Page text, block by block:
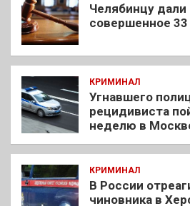
Челябинцу дали
совершенное 33
КРИМИНАЛ
Угнавшего
рецидивиста
неделю в
КРИМИНАЛ
В России
чиновника в